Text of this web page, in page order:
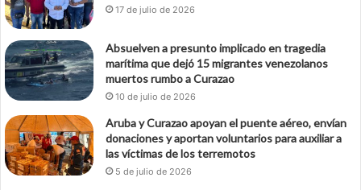
17 de julio de 2026
Absuelven a presunto implicado en tragedia
marítima que dejó 15 migrantes venezolanos
muertos rumbo a Curazao
10 de julio de 2026
Aruba y Curazao apoyan el puente aéreo, envían
donaciones y aportan voluntarios para auxiliar a
las víctimas de los terremotos
5 de julio de 2026